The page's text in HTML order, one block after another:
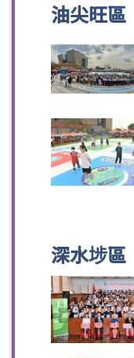
油尖旺區
深水埗區